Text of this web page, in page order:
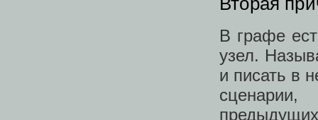
В графе
узел.
и писать в